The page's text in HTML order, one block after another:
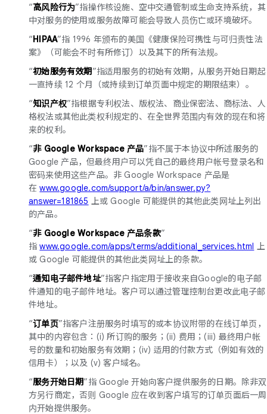
“高风险行为”指操作核设施、空中交通管制或生命支持系统，其
中对服务的使用或服务故障可能会导致人员伤亡或环境破坏。
“HIPAA”指 1996 年颁布的美国《健康保险可携性与可归责性法
案》（可能会不时有所修订）以及其下的所有法规。
“初始服务有效期”指适用服务的初始有效期，从服务开始日期起
一直持续 12 个月（或持续到订单页面中规定的期限结束）。
“知识产权”指根据专利权法、版权法、商业保密法、商标法、人
格权法或其他此类权利规定的、在全世界范围内有效的现在和将
来的权利。
“非 Google Workspace 产品”指不属于本协议中所述服务的
Google 产品，但最终用户可以凭自己的最终用户帐号登录名和
密码来使用这些产品。非 Google Workspace 产品是
在www.google.com/support/a/bin/answer.py?
answer=181865 上或 Google 可能提供的其他此类网址上列出
的产品。
“非 Google Workspace 产品条款”
指www.google.com/apps/terms/additional_services.html 上
或 Google 可能提供的其他此类网址上的条款。
“通知电子邮件地址”指客户指定用于接收来自Google的电子邮
件通知的电子邮件地址。客户可以通过管理控制台更改此电子邮
件地址。
“订单页”指客户注册服务时填写的或本协议附带的在线订单页，
其中的内容包含：(i) 所订购的服务；(ii) 费用；(iii) 最终用户帐
号的数量和初始服务有效期；(iv) 适用的付款方式（例如有效的
信用卡）；以及 (v) 客户域名。
“服务开始日期”指 Google 开始向客户提供服务的日期。除非双
方另行商定，否则 Google 应在收到客户填写的订单页面后一周
内开始提供服务。